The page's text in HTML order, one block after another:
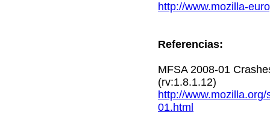
http://www.mozilla-
Referencias:
MFSA 2008-01
(rv:1.8.1.12)
http://
01.html